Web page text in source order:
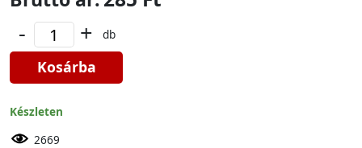
- + db
Kosárba
Készleten
2669